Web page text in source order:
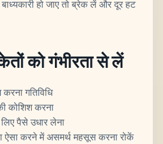
हो जाए तो ब्रेक लें और दूर हट
को गंभीरता से लें
गतिविधि
कोशिश करना
पैसे उधार लेना
ऐसा करने में असमर्थ महसूस करना रोकें